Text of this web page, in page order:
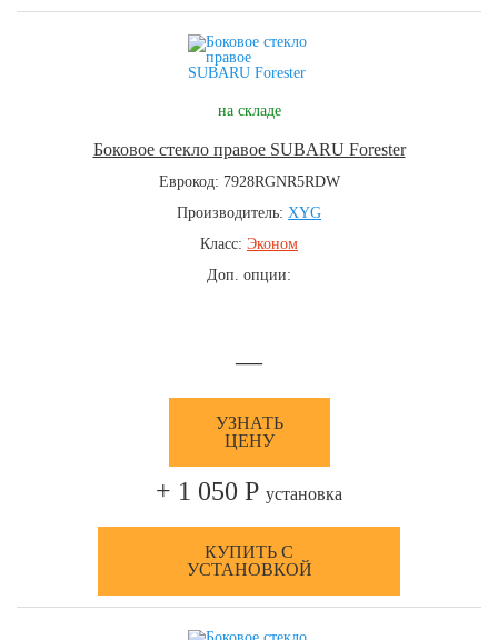
на складе
Боковое стекло правое SUBARU Forester
Еврокод: 7928RGNR5RDW
Производитель: XYG
Класс: Эконом
Доп. опции:
—
УЗНАТЬ
ЦЕНУ
+ 1 050 Р установка
КУПИТЬ С
УСТАНОВКОЙ